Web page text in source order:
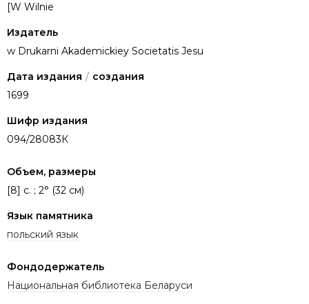
[W Wilnie
Издатель
w Drukarni Akademickiey Societatis Jesu
Дата издания / создания
1699
Шифр издания
094/28083К
Объем, размеры
[8] c. ; 2° (32 см)
Язык памятника
польский язык
Фондодержатель
Национальная библиотека Беларуси